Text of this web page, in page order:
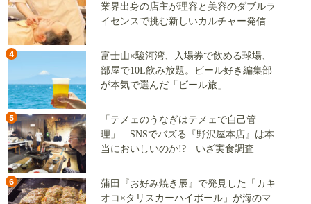
業界出身の店主が理容と美容のダブルラ
イセンスで挑む新しいカルチャー発信基
4
富士山×駿河湾、入場券で飲める球場、
部屋で10L飲み放題。ビール好き編集部
が本気で選んだ「ビール旅」
5
「テメェのうなぎはテメェで自己管
理」 SNSでバズる『野沢屋本店』は本
当においしいのか!? いざ実食調査
6
蒲田『お好み焼き辰』で発見した「カキ
オコ×タリスカーハイボール」が海のマ